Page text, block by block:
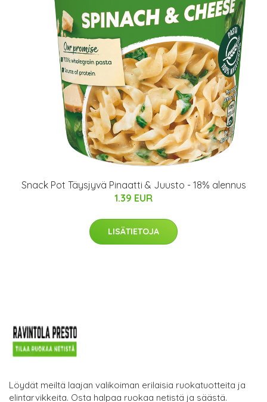
Snack Pot Täysjyvä Pinaatti & Juusto - 18% alennus
1.39 EUR
LISÄTIETOJA
Löydät meiltä laajan valikoiman erilaisia ruokatuotteita ja
elintarvikkeita. Osta halpaa ruokaa netistä ja säästä.